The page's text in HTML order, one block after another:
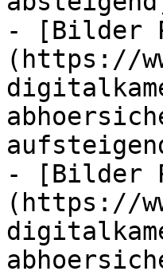
- [Bilder
(https://
- [Bilder
(https://